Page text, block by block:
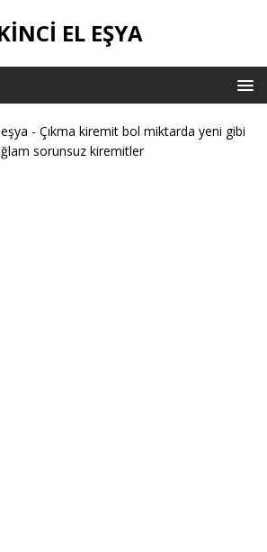
EL EŞYA
- Çıkma kiremit bol miktarda yeni gibi
sorunsuz kiremitler